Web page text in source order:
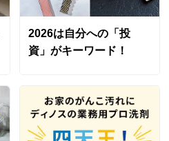
2026は自分への「投
資」がキーワード！